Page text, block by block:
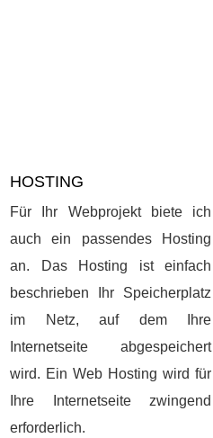
HOSTING
Für Ihr Webprojekt biete ich
auch ein passendes Hosting
an. Das Hosting ist einfach
beschrieben Ihr Speicherplatz
im Netz, auf dem Ihre
Internetseite abgespeichert
wird. Ein Web Hosting wird für
Ihre Internetseite zwingend
erforderlich.